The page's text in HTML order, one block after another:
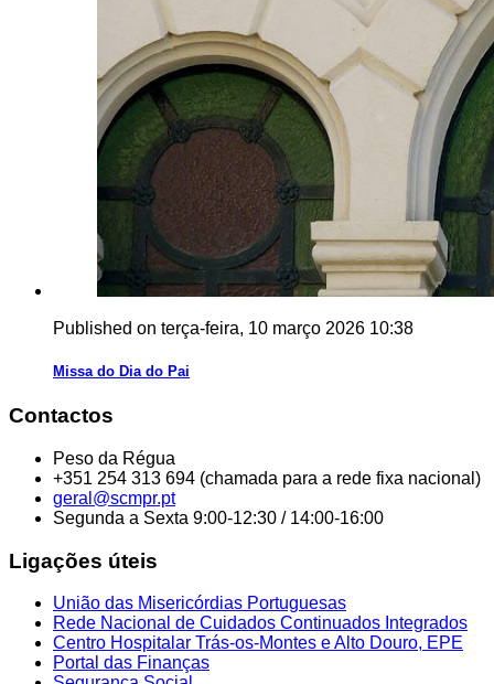
Published on terça-feira, 10 março 2026 10:38
Missa do Dia do Pai
Contactos
Peso da Régua
+351 254 313 694 (chamada para a rede fixa nacional)
geral@scmpr.pt
Segunda a Sexta 9:00-12:30 / 14:00-16:00
Ligações úteis
União das Misericórdias Portuguesas
Rede Nacional de Cuidados Continuados Integrados
Centro Hospitalar Trás-os-Montes e Alto Douro, EPE
Portal das Finanças